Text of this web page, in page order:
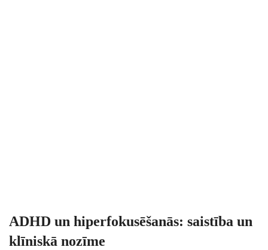
ADHD un hiperfokusēšanās: saistība un
klīniskā nozīme